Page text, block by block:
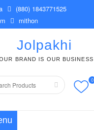
(880) 1843771525
mithon
Jolpakhi
BRAND IS OUR BUSINESS
Search
0